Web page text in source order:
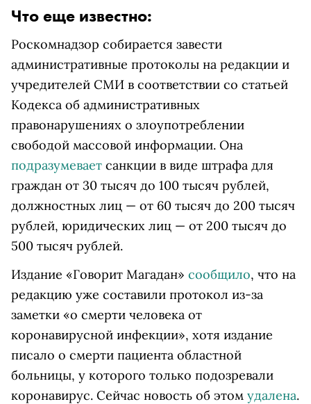
Что еще известно:
Роскомнадзор собирается завести
административные протоколы на редакции и
учредителей СМИ в соответствии со статьей
Кодекса об административных
правонарушениях о злоупотреблении
свободой массовой информации. Она
подразумевает санкции в виде штрафа для
граждан от 30 тысяч до 100 тысяч рублей,
должностных лиц — от 60 тысяч до 200 тысяч
рублей, юридических лиц — от 200 тысяч до
500 тысяч рублей.
Издание «Говорит Магадан» сообщило, что на
редакцию уже составили протокол из-за
заметки «о смерти человека от
коронавирусной инфекции», хотя издание
писало о смерти пациента областной
больницы, у которого только подозревали
коронавирус. Сейчас новость об этом удалена.